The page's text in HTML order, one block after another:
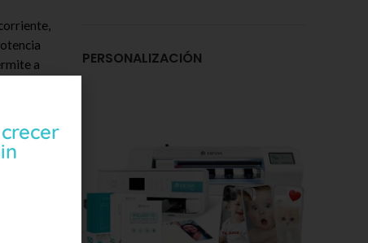
a
es
requiere
con el
PERSONALIZACIÓN